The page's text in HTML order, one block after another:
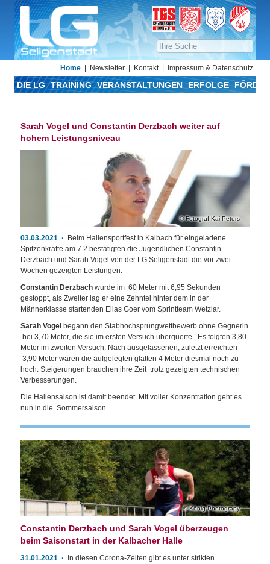
Home Newsletter Kontakt Impressum & Datenschutz
DIE LG TRAINING VERANSTALTUNGEN ERFOLGE
Sarah Vogel und Constantin Derzbach weiter auf
hohem Leistungsniveau
Fotograf Kai Peters
03.03.2021
Beim Hallensportfest in Kalbach für eingeladene
Spitzenkräfte am 7.2.bestätigten die Jugendlichen Constantin
Derzbach und Sarah Vogel von der LG Seligenstadt die vor zwei
Wochen gezeigten Leistungen.
Constantin Derzbach wurde im 60 Meter mit 6,95 Sekunden
gestoppt, als Zweiter lag er eine Zehntel hinter dem in der
Männerklasse startenden Elias Goer vom Sprintteam Wetzlar.
Sarah Vogel begann den Stabhochsprungwettbewerb ohne Gegnerin
bei 3,70 Meter, die sie im ersten Versuch überquerte . Es folgten 3,80
Meter im zweiten Versuch. Nach ausgelassenen, zuletzt erreichten
3,90 Meter waren die aufgelegten glatten 4 Meter diesmal noch zu
hoch. Steigerungen brauchen ihre Zeit trotz gezeigten technischen
Verbesserungen.
Die Hallensaison ist damit beendet .Mit voller Konzentration geht es
nun in die Sommersaison.
König Photograpy
Constantin Derzbach und Sarah Vogel überzeugen
beim Saisonstart in der Kalbacher Halle
31.01.2021
In diesen Corona-Zeiten gibt es unter strikten